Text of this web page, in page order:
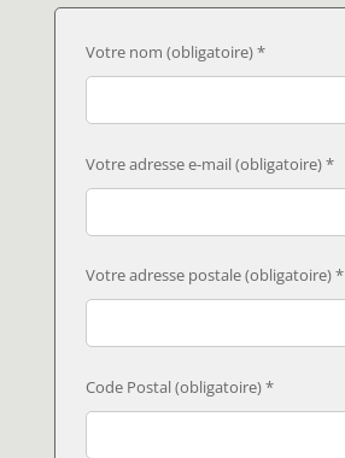
Votre nom (obligatoire) *
Votre adresse e-mail (obligatoire) *
Votre adresse postale (obligatoire) *
Code Postal (obligatoire) *